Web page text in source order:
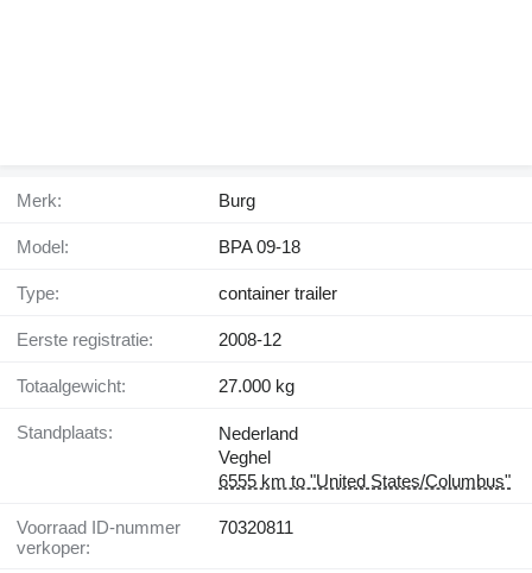
Merk: Burg
Model: BPA 09-18
Type: container trailer
Eerste registratie: 2008-12
Totaalgewicht: 27.000 kg
Standplaats:
Nederland
Veghel
6555 km to "United States/Columbus"
Voorraad ID-nummer
verkoper:
70320811